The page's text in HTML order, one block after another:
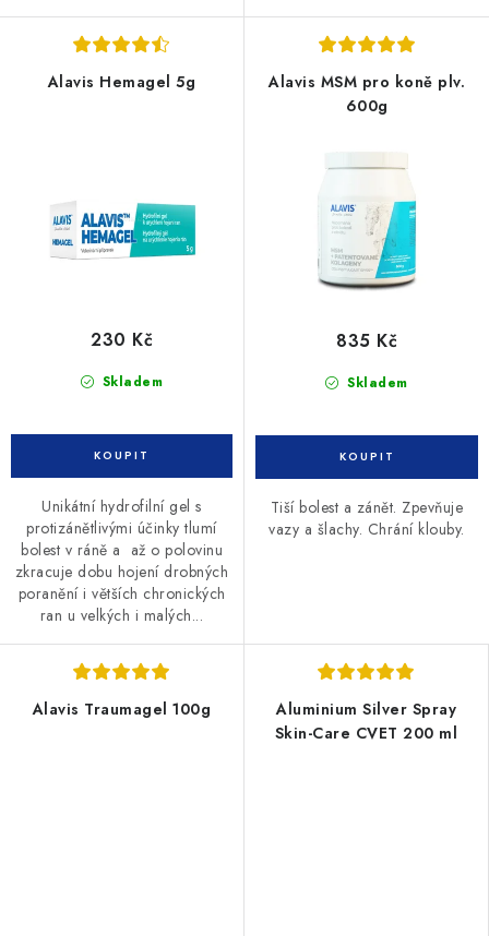
Alavis Hemagel 5g
Skladem
230 Kč
Unikátní hydrofilní gel s
protizánětlivými účinky tlumí
bolest v ráně a až o polovinu
zkracuje dobu hojení drobných
poranění i větších chronických
ran u velkých i malých...
Alavis MSM pro koně plv.
600g
Skladem
835 Kč
Tiší bolest a zánět. Zpevňuje
vazy a šlachy. Chrání klouby.
Alavis Traumagel 100g
Aluminium Silver Spray
Skin-Care CVET 200 ml